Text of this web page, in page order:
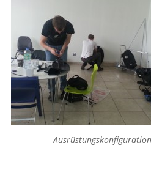
Ausrüstungskonfiguration